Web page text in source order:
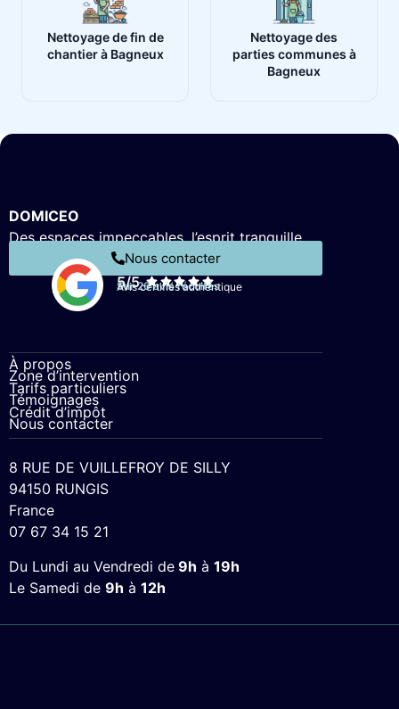
Nettoyage de fin de
chantier à Bagneux
Nettoyage des
parties communes à
Bagneux
DOMICEO
Des espaces impeccables, l’esprit tranquille.
Nous contacter
5/5
Sur 26 avis récoltés
Avis certifiés authentique
À propos
Zone d’intervention
Tarifs particuliers
Témoignages
Crédit d’impôt
Nous contacter
8 RUE DE VUILLEFROY DE SILLY
94150 RUNGIS
France
07 67 34 15 21
Du Lundi au Vendredi de 9h à 19h
Le Samedi de 9h à 12h